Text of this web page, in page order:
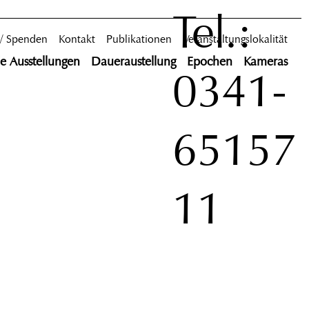
Spenden Kontakt Publikationen Veranstaltungslokalität
Ausstellungen Daueraustellung Epochen Kameras
Tel.:
0341-
65157
11